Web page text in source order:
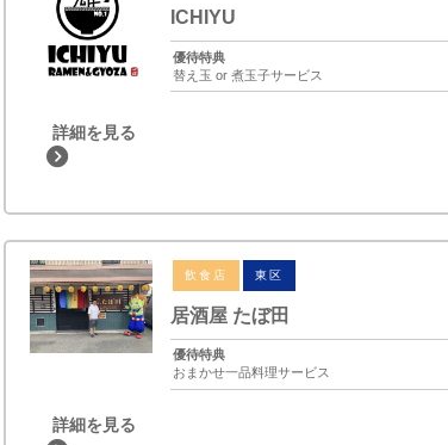
ICHIYU
優待特典
替え玉 or 煮玉子サービス
詳細を見る
飲食店 東区
居酒屋 たぼ田
優待特典
おまかせ一品料理サービス
詳細を見る